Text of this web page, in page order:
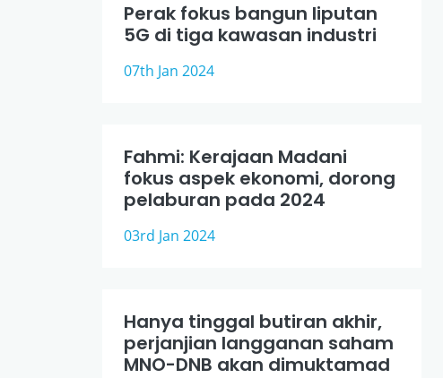
Perak fokus bangun liputan
5G di tiga kawasan industri
07th Jan 2024
Fahmi: Kerajaan Madani
fokus aspek ekonomi, dorong
pelaburan pada 2024
03rd Jan 2024
Hanya tinggal butiran akhir,
perjanjian langganan saham
MNO-DNB akan dimuktamad